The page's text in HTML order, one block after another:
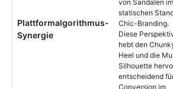
Plattformalgorithmus-
Synergie
von Sandalen im
statischen
Chic-Branding.
Diese
hebt den
Heel und die
Silhouette
entscheidend
Conversion im